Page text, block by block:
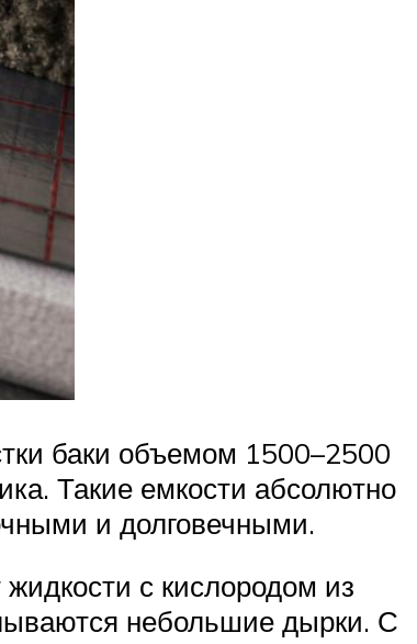
баки объемом 1500–2500
Такие емкости абсолютно
и долговечными.
с кислородом из
небольшие дырки. С